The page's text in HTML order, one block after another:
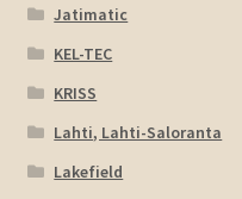
Jatimatic
KEL-TEC
KRISS
Lahti, Lahti-Saloranta
Lakefield